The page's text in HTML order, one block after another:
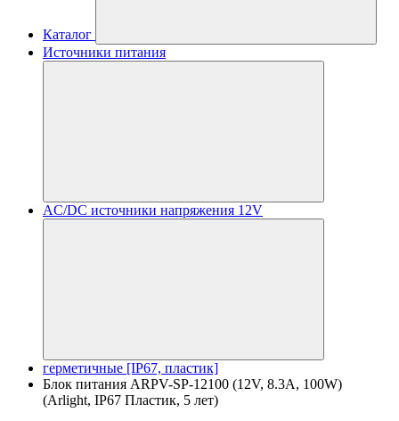
Каталог
Источники питания
AC/DC источники напряжения 12V
герметичные [IP67, пластик]
Блок питания ARPV-SP-12100 (12V, 8.3A, 100W)
(Arlight, IP67 Пластик, 5 лет)